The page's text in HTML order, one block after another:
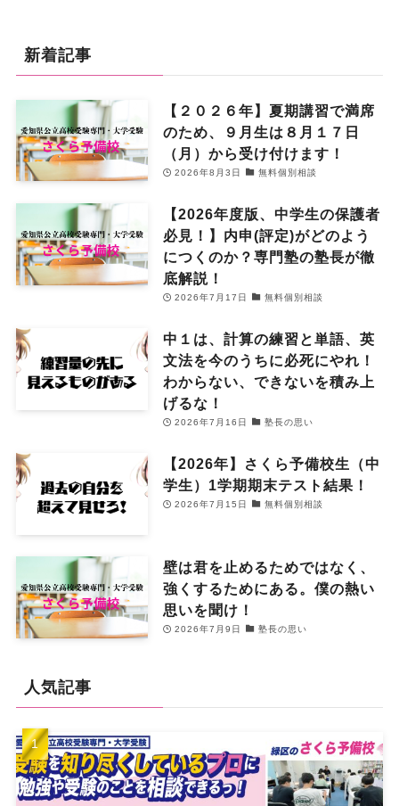
新着記事
【２０２６年】夏期講習で満席
のため、９月生は８月１７日
（月）から受け付けます！
2026年8月3日 無料個別相談
【2026年度版、中学生の保護者
必見！】内申(評定)がどのよう
につくのか？専門塾の塾長が徹
底解説！
2026年7月17日 無料個別相談
中１は、計算の練習と単語、英
文法を今のうちに必死にやれ！
わからない、できないを積み上
げるな！
2026年7月16日 塾長の思い
【2026年】さくら予備校生（中
学生）1学期期末テスト結果！
2026年7月15日 無料個別相談
壁は君を止めるためではなく、
強くするためにある。僕の熱い
思いを聞け！
2026年7月9日 塾長の思い
人気記事